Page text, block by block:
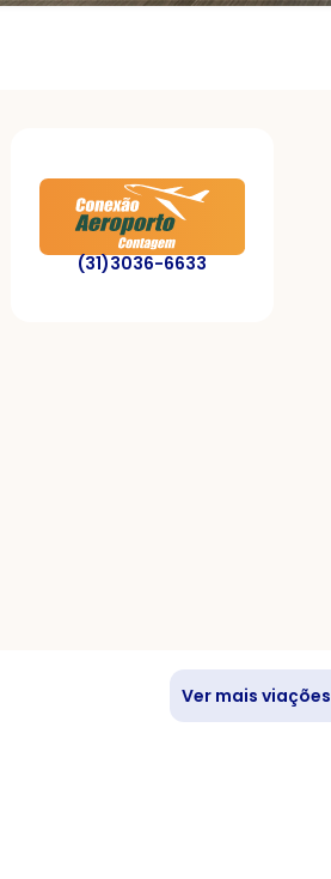
(31)3036-6633
Ver mais viações